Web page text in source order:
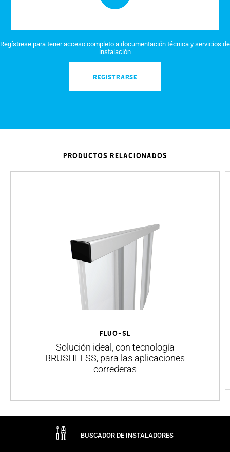
Regístrese para tener acceso completo a documentación técnica y servicios de
instalación
REGISTRARSE
PRODUCTOS RELACIONADOS
FLUO-SL
Solución ideal, con tecnología
BRUSHLESS, para las aplicaciones
correderas
BUSCADOR DE INSTALADORES